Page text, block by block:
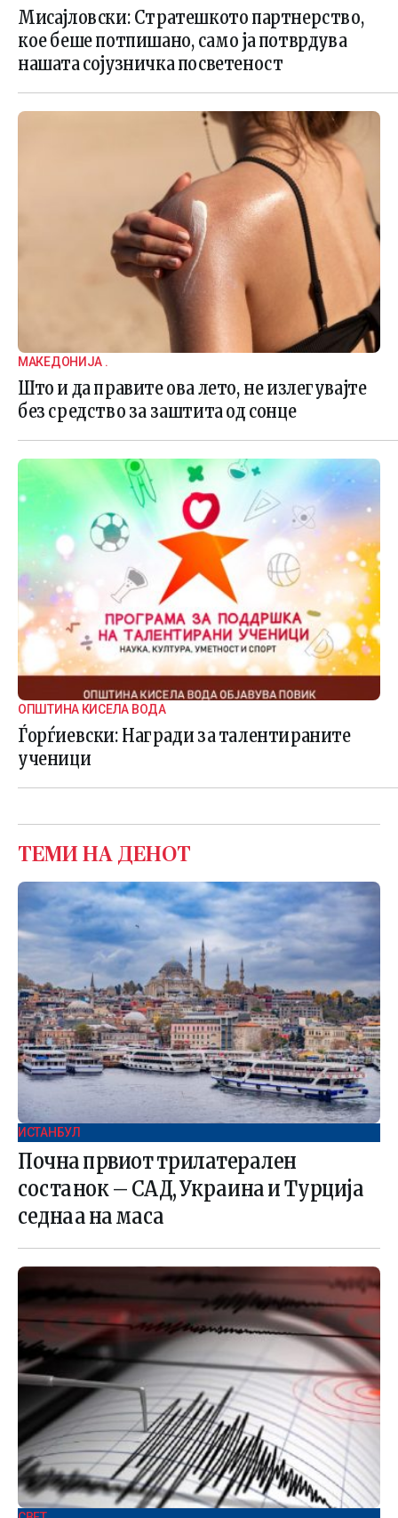
Мисајловски: Стратешкото партнерство,
кое беше потпишано, само ја потврдува
нашата сојузничка посветеност
МАКЕДОНИЈА .
Што и да правите ова лето, не излегувајте
без средство за заштита од сонце
ОПШТИНА КИСЕЛА ВОДА
Ѓорѓиевски: Награди за талентираните
ученици
ТЕМИ НА ДЕНОТ
ИСТАНБУЛ
Почна првиот трилатерален
состанок – САД, Украина и Турција
седнаа на маса